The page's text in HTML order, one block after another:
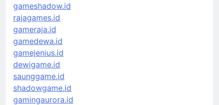
gameshadow.id
rajagames.id
gameraja.id
gamedewa.id
gamejenius.id
dewigame.id
saunggame.id
shadowgame.id
gamingaurora.id